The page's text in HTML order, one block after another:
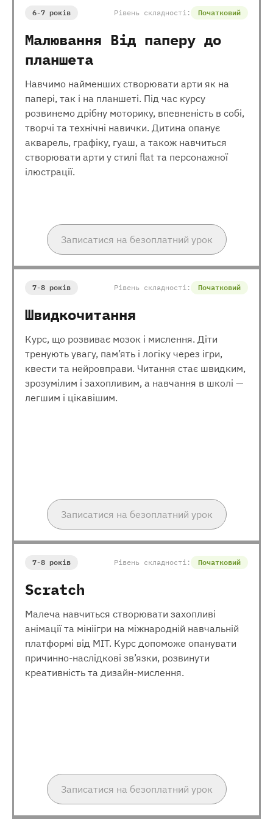
6-7 років Рівень складності: Початковий
Малювання Від паперу до
планшета
Навчимо найменших створювати арти як на
папері, так і на планшеті. Під час курсу
розвинемо дрібну моторику, впевненість в собі,
творчі та технічні навички. Дитина опанує
акварель, графіку, гуаш, а також навчиться
створювати арти у стилі flat та персонажної
ілюстрації.
Записатися на безоплатний урок
7-8 років Рівень складності: Початковий
Швидкочитання
Курс, що розвиває мозок і мислення. Діти
тренують увагу, пам’ять і логіку через ігри,
квести та нейровправи. Читання стає швидким,
зрозумілим і захопливим, а навчання в школі —
легшим і цікавішим.
Записатися на безоплатний урок
7-8 років Рівень складності: Початковий
Scratch
Малеча навчиться створювати захопливі
анімації та мініігри на міжнародній навчальній
платформі від МІТ. Курс допоможе опанувати
причинно-наслідкові зв’язки, розвинути
креативність та дизайн-мислення.
Записатися на безоплатний урок